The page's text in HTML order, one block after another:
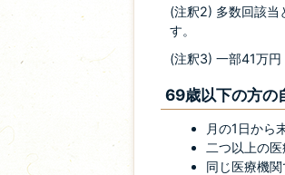
(注釈2) 多数回該当
す。
(注釈3) 一部41万円
69歳以下の方の
月の1日から
二つ以上の
同じ医療機